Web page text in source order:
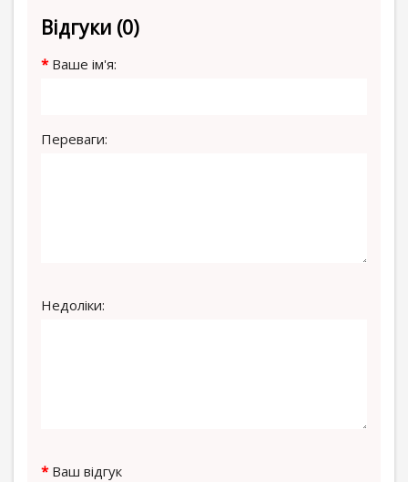
Відгуки (0)
Ваше ім'я:
Переваги:
Недоліки:
Ваш відгук